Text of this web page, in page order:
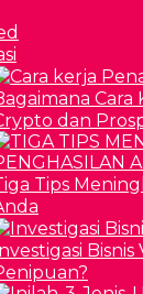
dan
Tips
Bisnis